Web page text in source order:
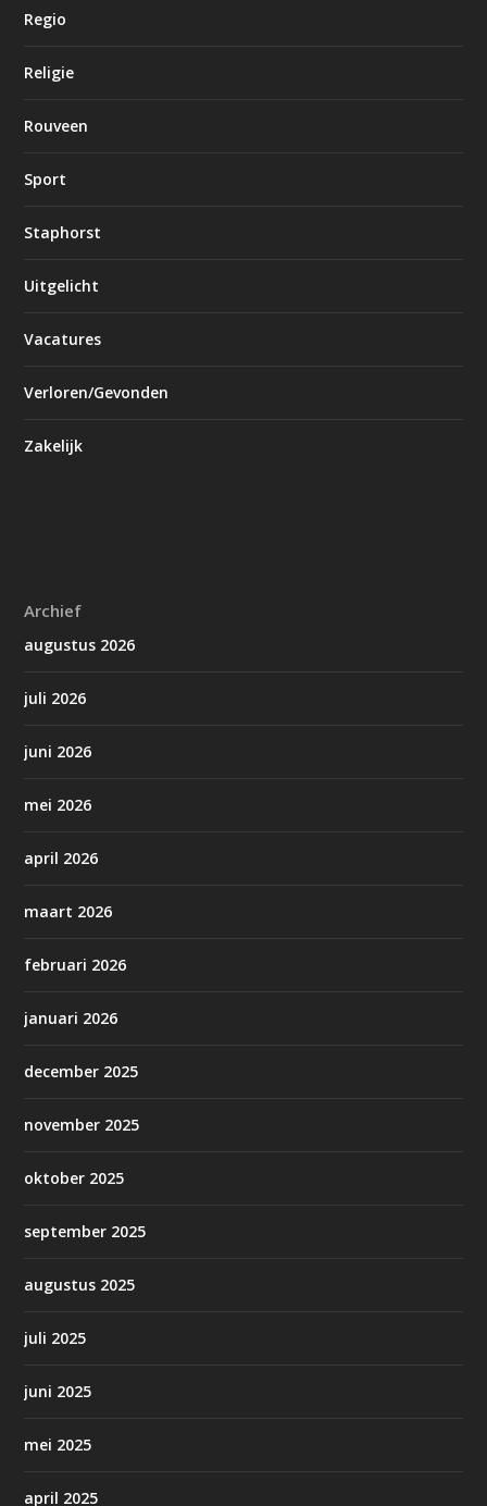
Regio
Religie
Rouveen
Sport
Staphorst
Uitgelicht
Vacatures
Verloren/Gevonden
Zakelijk
Archief
augustus 2026
juli 2026
juni 2026
mei 2026
april 2026
maart 2026
februari 2026
januari 2026
december 2025
november 2025
oktober 2025
september 2025
augustus 2025
juli 2025
juni 2025
mei 2025
april 2025